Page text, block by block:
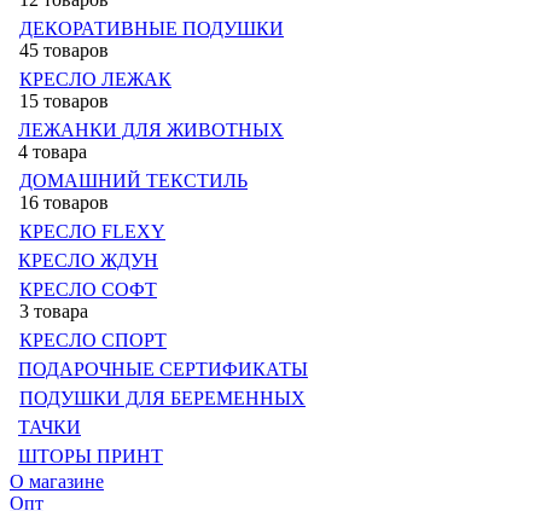
ДЕКОРАТИВНЫЕ ПОДУШКИ
45 товаров
КРЕСЛО ЛЕЖАК
15 товаров
ЛЕЖАНКИ ДЛЯ ЖИВОТНЫХ
4 товара
ДОМАШНИЙ ТЕКСТИЛЬ
16 товаров
КРЕСЛО FLEXY
КРЕСЛО ЖДУН
КРЕСЛО СОФТ
3 товара
КРЕСЛО СПОРТ
ПОДАРОЧНЫЕ СЕРТИФИКАТЫ
ПОДУШКИ ДЛЯ БЕРЕМЕННЫХ
ТАЧКИ
ШТОРЫ ПРИНТ
О магазине
Опт